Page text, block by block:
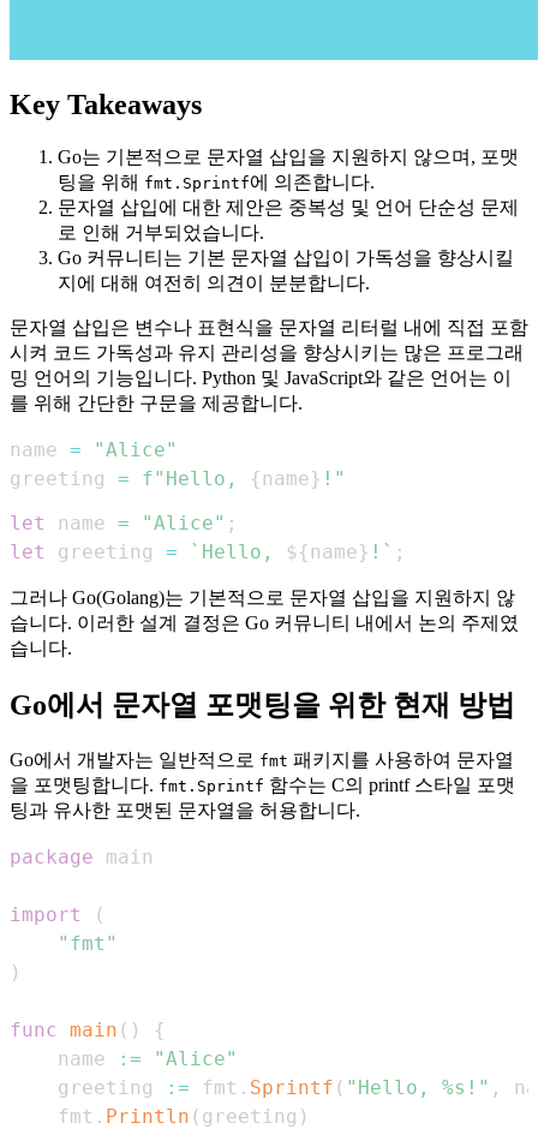
Key Takeaways
Go는 기본적으로 문자열 삽입을 지원하지 않으며, 포맷
팅을 위해 fmt.Sprintf에 의존합니다.
문자열 삽입에 대한 제안은 중복성 및 언어 단순성 문제
로 인해 거부되었습니다.
Go 커뮤니티는 기본 문자열 삽입이 가독성을 향상시킬
지에 대해 여전히 의견이 분분합니다.
문자열 삽입은 변수나 표현식을 문자열 리터럴 내에 직접 포함
시켜 코드 가독성과 유지 관리성을 향상시키는 많은 프로그래
밍 언어의 기능입니다. Python 및 JavaScript와 같은 언어는 이
를 위해 간단한 구문을 제공합니다.
name =
"Alice"
greeting = f"Hello, {name} !"
let
name = "Alice" ;
let
greeting = ` Hello, ${name} ! ` ;
그러나 Go(Golang)는 기본적으로 문자열 삽입을 지원하지 않
습니다. 이러한 설계 결정은 Go 커뮤니티 내에서 논의 주제였
습니다.
Go에서 문자열 포맷팅을 위한 현재 방법
Go에서 개발자는 일반적으로 fmt 패키지를 사용하여 문자열
을 포맷팅합니다. fmt.Sprintf 함수는 C의 printf 스타일 포맷
팅과 유사한 포맷된 문자열을 허용합니다.
package
import
(
"fmt"
)
func main ( )
{
    name
:=
"Alice"
    greeting
:= fmt . Sprintf ( "Hello, %s!" ,
    fmt
. Println ( greeting )